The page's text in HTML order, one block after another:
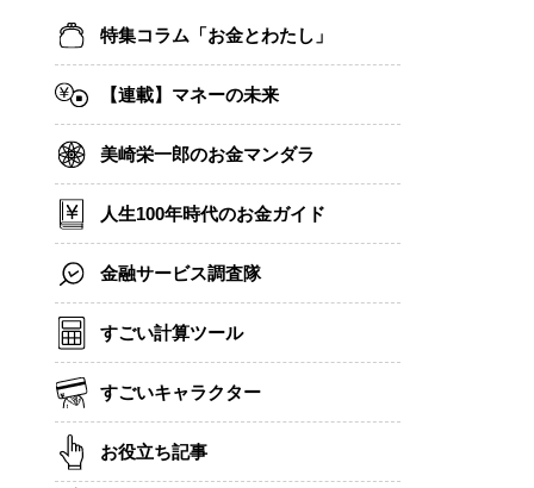
特集コラム「お金とわたし」
【連載】マネーの未来
美崎栄一郎のお金マンダラ
人生100年時代のお金ガイド
金融サービス調査隊
すごい計算ツール
すごいキャラクター
お役立ち記事